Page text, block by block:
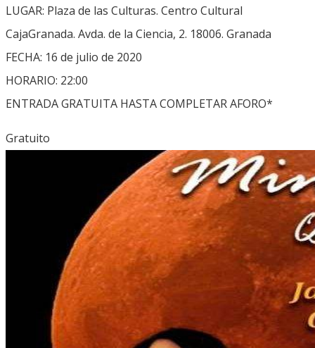
LUGAR: Plaza de las Culturas. Centro Cultural
CajaGranada. Avda. de la Ciencia, 2. 18006. Granada
FECHA: 16 de julio de 2020
HORARIO: 22:00
ENTRADA GRATUITA HASTA COMPLETAR AFORO*
Gratuito